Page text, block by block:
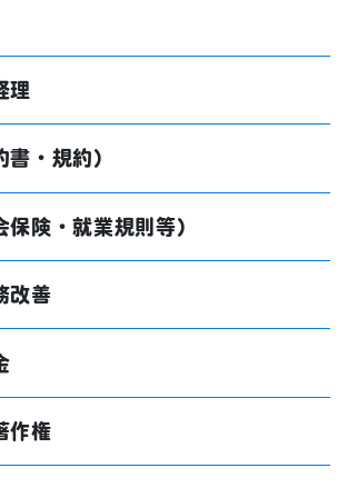
理
・規約）
保険・就業規則等）
改善
作権